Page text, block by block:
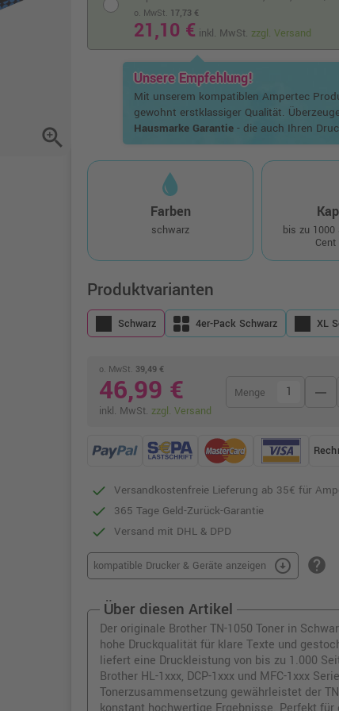
zoom_in
o. MwSt. 17,73 €
21,10 € inkl. MwSt. zzgl. Versand
Unsere Empfehlung!
Mit unserem kompatiblen Ampertec
gewohnt erstklassiger Qualität.
Hausmarke Garantie - die auch Ihren
Farben
schwarz bis zu 1000
Produktvarianten
Schwarz 4er-Pack Schwarz XL
o. MwSt. 39,49 €
46,99 €
inkl. MwSt. zzgl. Versand
Menge remove
Versandkostenfreie Lieferung ab 35€ für
365 Tage Geld-Zurück-Garantie
Versand mit DHL & DPD
kompatible Drucker & Geräte anzeigen arrow_circle_down help
Über diesen Artikel
Der originale Brother TN-1050 Toner in
hohe Druckqualität für klare Texte und
liefert eine Druckleistung von bis zu 1.000
Brother HL-1xxx, DCP-1xxx und MFC-1xxx
Tonerzusammensetzung gewährleistet der